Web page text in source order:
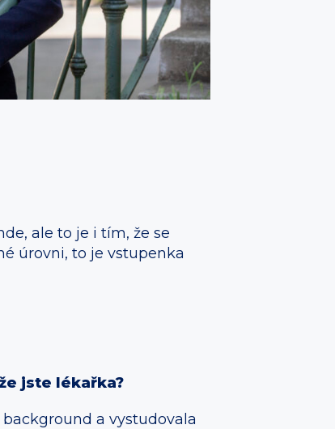
ale to je i tím, že se
úrovni, to je vstupenka
jste lékařka?
a vystudovala